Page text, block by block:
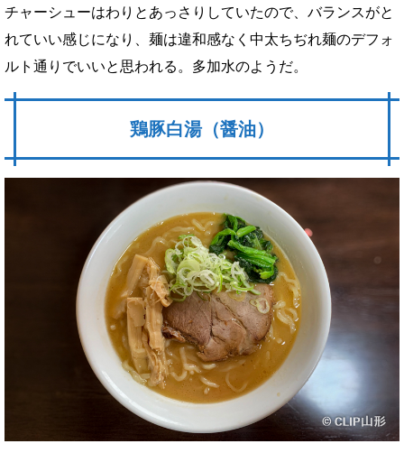
チャーシューはわりとあっさりしていたので、バランスがと
れていい感じになり、麺は違和感なく中太ちぢれ麺のデフォ
ルト通りでいいと思われる。多加水のようだ。
鶏豚白湯（醤油）